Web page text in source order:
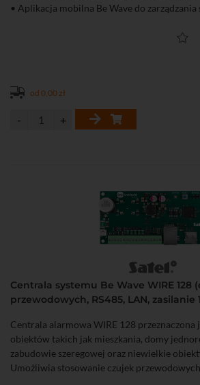
• Aplikacja mobilna Be Wave do zarządzania
od 0,00 zł
Centrala systemu Be Wave WIRE 128
przewodowych, RS485, LAN, zasilanie
Centrala alarmowa WIRE 128 przeznaczona
obiektów takich jak mieszkania, domy
zabudowie szeregowej oraz niewielkie
Umożliwia stosowanie czujek